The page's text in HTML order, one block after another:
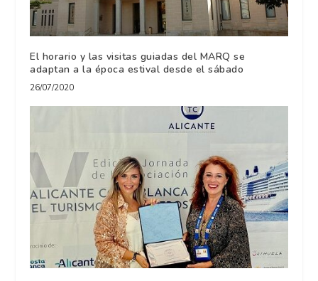
El horario y las visitas guiadas del MARQ se
adaptan a la época estival desde el sábado
26/07/2020